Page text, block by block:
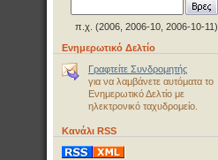
π.χ. (2006, 2006-10, 2006-10-11)
Ενημερωτικό Δελτίο
Γραφτείτε Συνδρομητής
για να λαμβάνετε αυτόματα το
Ενημερωτικό Δελτίο με
ηλεκτρονικό ταχυδρομείο.
Κανάλι RSS